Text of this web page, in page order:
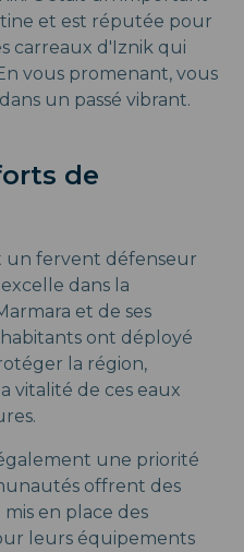
et est réputée pour
carreaux d'Iznik qui
vous promenant, vous
un passé vibrant.
de
un fervent défenseur
dans la
et de ses
habitants ont déployé
la région,
vitalité de ces eaux
une priorité
offrent des
en place des
leurs équipements